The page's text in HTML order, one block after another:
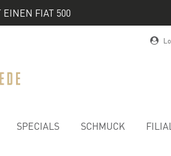
FIAT 500
SPECIALS SCHMUCK